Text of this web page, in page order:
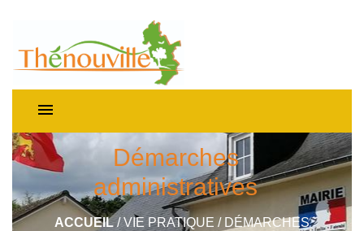
menu
Démarches
administratives
ACCUEIL/VIE PRATIQUE / DÉMARCHES